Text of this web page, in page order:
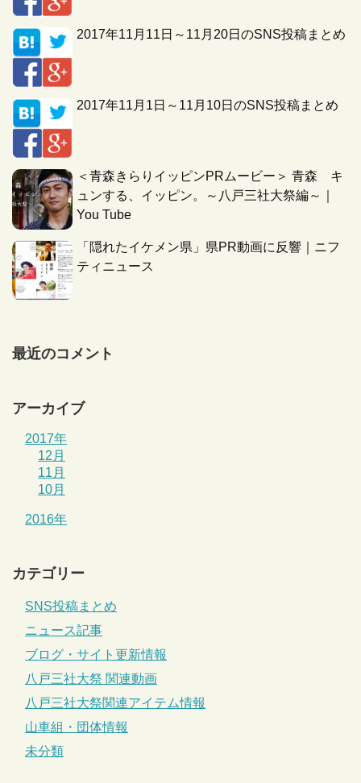
2017年11月11日～11月20日のSNS投稿まとめ
2017年11月1日～11月10日のSNS投稿まとめ
＜青森きらりイッピンPRムービー＞ 青森 キ
ュンする、イッピン。～八戸三社大祭編～｜
You Tube
「隠れたイケメン県」県PR動画に反響｜ニフ
ティニュース
最近のコメント
アーカイブ
2017年
12月
11月
10月
2016年
カテゴリー
SNS投稿まとめ
ニュース記事
ブログ・サイト更新情報
八戸三社大祭 関連動画
八戸三社大祭関連アイテム情報
山車組・団体情報
未分類